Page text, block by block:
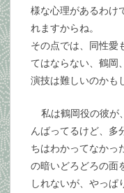
様な心理があるわけ
れますからね。
その点では、同性愛
てはならない、鶴岡
演技は難しいのかも
私は鶴岡役の彼が
んばってるけど、多
ちはわかってなかっ
の暗いどろどろの面
しれないが、やっぱ